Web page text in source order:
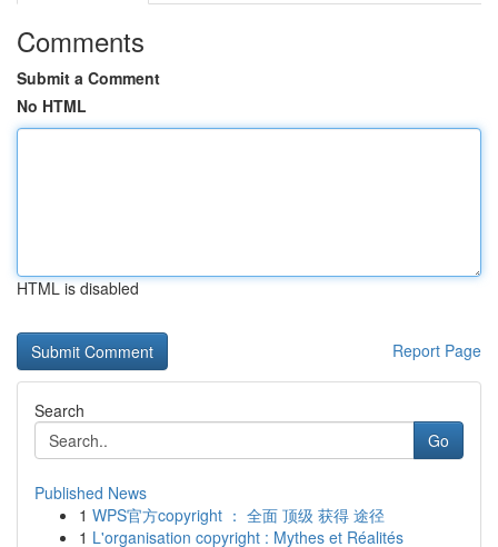
Comments
Submit a Comment
No HTML
HTML is disabled
Report Page
Search
Go
Published News
1 WPS官方copyright ： 全面 顶级 获得 途径
1 L'organisation copyright : Mythes et Réalités